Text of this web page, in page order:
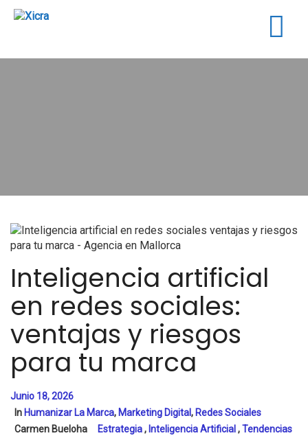
Inteligencia artificial
en redes sociales:
ventajas y riesgos
para tu marca
Junio 18, 2026
In Humanizar La Marca, Marketing Digital, Redes Sociales
Carmen Bueloha
Estrategia, Inteligencia Artificial ,Tendencias